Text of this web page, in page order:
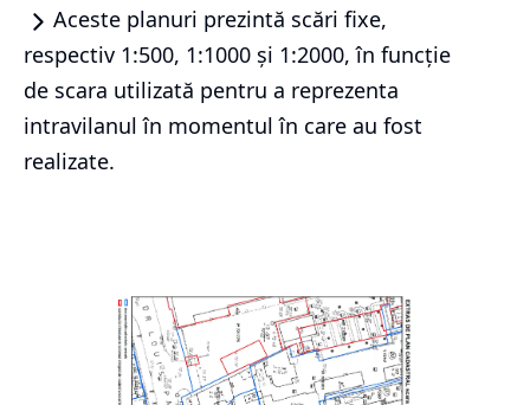
Aceste planuri prezintă scări fixe,
respectiv 1:500, 1:1000 și 1:2000, în funcție
de scara utilizată pentru a reprezenta
intravilanul în momentul în care au fost
realizate.